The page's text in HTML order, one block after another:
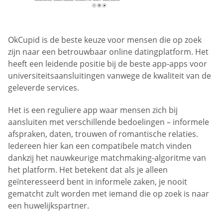
OkCupid is de beste keuze voor mensen die op zoek
zijn naar een betrouwbaar online datingplatform. Het
heeft een leidende positie bij de beste app-apps voor
universiteitsaansluitingen vanwege de kwaliteit van de
geleverde services.
Het is een reguliere app waar mensen zich bij
aansluiten met verschillende bedoelingen – informele
afspraken, daten, trouwen of romantische relaties.
Iedereen hier kan een compatibele match vinden
dankzij het nauwkeurige matchmaking-algoritme van
het platform. Het betekent dat als je alleen
geïnteresseerd bent in informele zaken, je nooit
gematcht zult worden met iemand die op zoek is naar
een huwelijkspartner.